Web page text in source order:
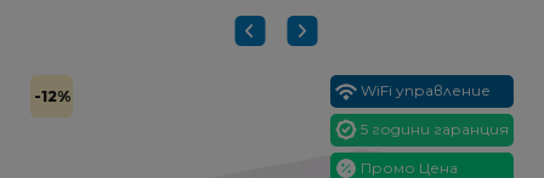
-12% WiFi управление
5 години гаранция
Промо Цена